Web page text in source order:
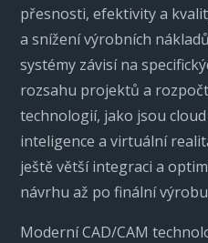
přesnosti, efektivity a
a snížení výrobních
systémy závisí na
rozsahu projektů a
technologií, jako jsou
inteligence a virtuální
ještě větší integraci a
návrhu až po finální
Moderní CAD/CAM